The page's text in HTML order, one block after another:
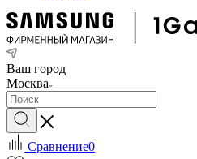
Ваш город
Москва
Сравнение0